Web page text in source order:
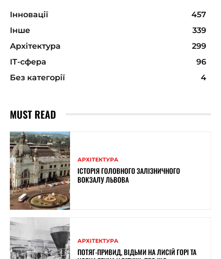
Інновації
457
Інше
339
Архітектура
299
ІТ-сфера
96
Без категорії
4
MUST READ
АРХІТЕКТУРА
ІСТОРІЯ ГОЛОВНОГО ЗАЛІЗНИЧНОГО
ВОКЗАЛУ ЛЬВОВА
АРХІТЕКТУРА
ПОТЯГ-ПРИВИД, ВІДЬМИ НА ЛИСІЙ ГОРІ ТА